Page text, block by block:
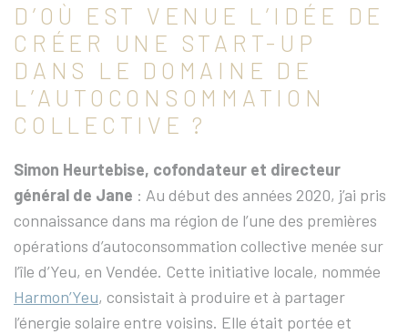
D’OÙ EST VENUE L’IDÉE DE
CRÉER UNE START-UP
DANS LE DOMAINE DE
L’AUTOCONSOMMATION
COLLECTIVE ?
Simon Heurtebise, cofondateur et directeur
général de Jane : Au début des années 2020, j’ai pris
connaissance dans ma région de l’une des premières
opérations d’autoconsommation collective menée sur
l’île d’Yeu, en Vendée. Cette initiative locale, nommée
Harmon’Yeu, consistait à produire et à partager
l’énergie solaire entre voisins. Elle était portée et